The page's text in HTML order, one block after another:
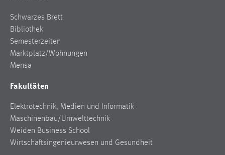
Schwarzes Brett
Bibliothek
Semesterzeiten
Marktplatz/Wohnungen
Mensa
Fakultäten
Elektrotechnik, Medien und Informatik
Maschinenbau/Umwelttechnik
Weiden Business School
Wirtschaftsingenieurwesen und Gesundheit